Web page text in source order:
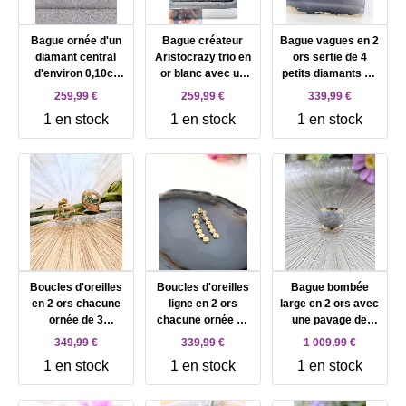
Bague ornée d'un
diamant central
d'environ 0,10ct
entouré de petits
Millième (18 CT)
1,61g
259,99 €
1 en stock
Bague créateur
Aristocrazy trio en
or blanc avec un
diamant central
entouré de petits
diamants Or 750
Millième (18 CT)
259,99 €
1 en stock
Bague vagues en 2
ors sertie de 4
petits diamants Or
750 Millième (18
339,99 €
1 en stock
Boucles d'oreilles
en 2 ors chacune
ornée de 3
émmeraudes et 2
750 Millième (18
CT) 2,18g
349,99 €
1 en stock
Boucles d'oreilles
ligne en 2 ors
chacune ornée de
6 petits diamants
CT) 1,89g
339,99 €
1 en stock
Bague bombée
large en 2 ors avec
une pavage de
petits diamants Or
CT) 5,98g
1 009,99 €
1 en stock